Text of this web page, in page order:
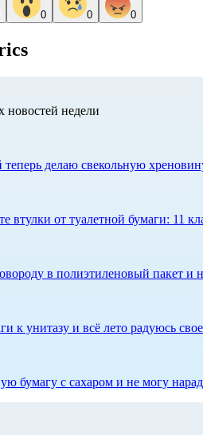
0 0 0
новостей недели
теперь делаю свекольную
втулки от туалетной бумаги: 11
в полиэтиленовый пакет и
к унитазу и всё лето радуюсь
бумагу с сахаром и не могу